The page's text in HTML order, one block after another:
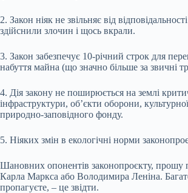
2. Закон ніяк не звільняє від
здійснили злочин і щось вкрали.
3. Закон забезпечує 10-річний строк для
набуття майна (що значно більше за звичні
4. Дія закону не поширюється на землі
інфраструктури, об’єкти оборони,
природно-заповідного фонду.
5. Ніяких змін в екологічні норми
Шановних опонентів законопроєкту, прошу
Карла Маркса або Володимира Леніна.
пропагуєте, – це звідти.